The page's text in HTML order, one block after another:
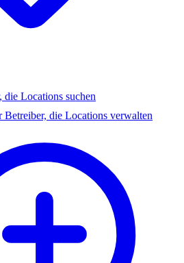
die Locations suchen
Betreiber, die Locations verwalten